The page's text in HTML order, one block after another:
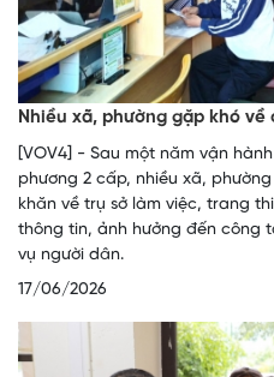
Nhiều xã, phường gặp khó về
[VOV4] - Sau một năm vận
phương 2 cấp, nhiều xã,
khăn về trụ sở làm việc, trang
thông tin, ảnh hưởng đến công
vụ người dân.
17/06/2026